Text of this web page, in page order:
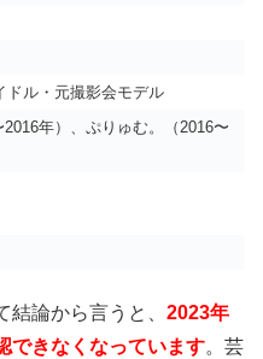
ドル・元撮影会モデル
年）、ぷりゅむ。（2016〜
論から言うと、 2023年
できなくなっています。芸